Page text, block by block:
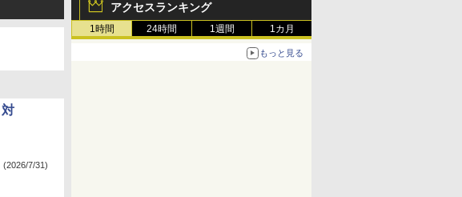
アクセスランキング
1時間 24時間 1週間 1カ月
もっと見る
(2026/7/31)